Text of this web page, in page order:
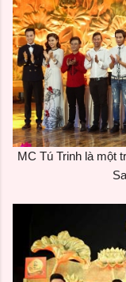
MC Tú Trinh là một